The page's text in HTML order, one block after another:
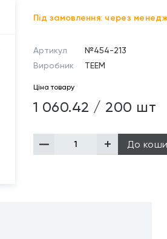
Під замовлення: через
Артикул
№454-213
Виробник
TEEM
Ціна товару
1 060.42 / 200 шт
До